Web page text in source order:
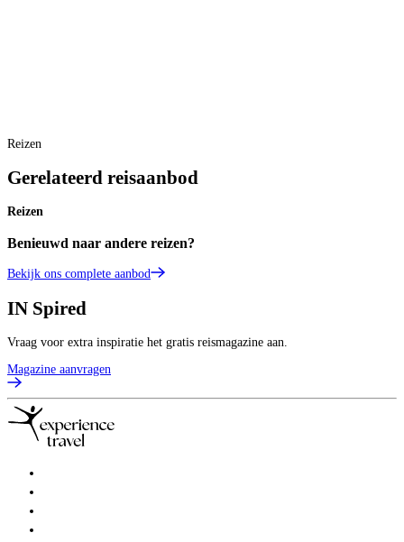
Reizen
Gerelateerd reisaanbod
Reizen
Benieuwd naar andere reizen?
Bekijk ons complete aanbod
IN Spired
Vraag voor extra inspiratie het gratis reismagazine aan.
Magazine aanvragen